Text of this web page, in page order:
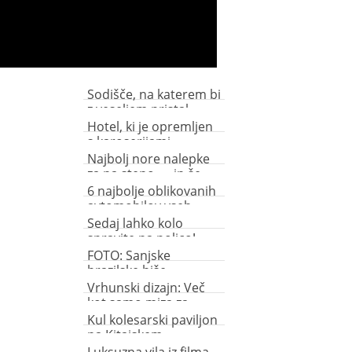
Sodišče, na katerem bi
z veseljem pristal
Hotel, ki je opremljen
s karoserijami
oldtimerjev!
Najbolj nore nalepke
za na steno … in še
kam drugam
6 najbolje oblikovanih
avtomobilov vseh
časov
Sedaj lahko kolo
spravite na polico!
FOTO: Sanjske
brazilske hiše
Vrhunski dizajn: Več
kot samo miza za
namizni tenis
Kul kolesarski paviljon
na Kitajskem